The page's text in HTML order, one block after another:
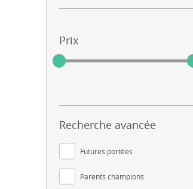
Prix
Recherche avancée
Futures portées
Parents champions